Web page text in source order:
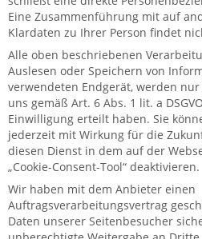
Eine Zusammenführung mit auf
Klardaten zu Ihrer Person findet
Alle oben beschriebenen
Auslesen oder Speichern von
verwendeten Endgerät, werden
uns gemäß Art. 6 Abs. 1 lit. a
Einwilligung erteilt haben. Sie
jederzeit mit Wirkung für die
diesen Dienst in dem auf der
„Cookie-Consent-Tool“ deaktivieren.
Wir haben mit dem Anbieter einen
Auftragsverarbeitungsvertrag
Daten unserer Seitenbesucher